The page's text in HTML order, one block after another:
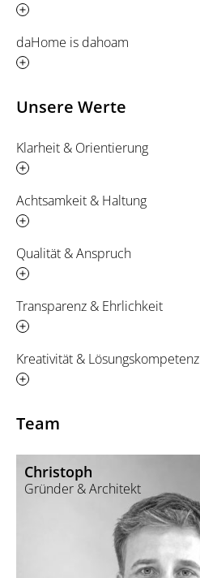
daHome is dahoam
Unsere Werte
Klarheit & Orientierung
Achtsamkeit & Haltung
Qualität & Anspruch
Transparenz & Ehrlichkeit
Kreativität & Lösungskompetenz
Team
Christoph
Gründer & Architekt